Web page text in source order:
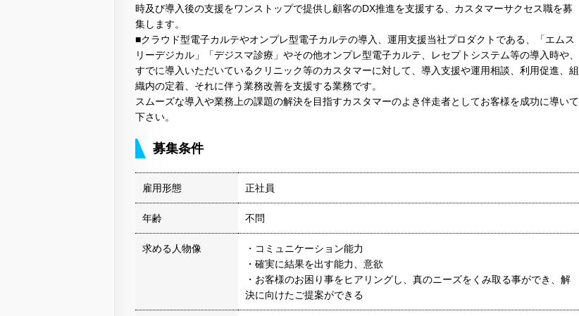
時及び導入後の支援をワンストップで提供し顧客のDX推進を支援する、カスタマーサクセス職を募
集します。
■クラウド型電子カルテやオンプレ型電子カルテの導入、運用支援当社プロダクトである、「エムス
リーデジカル」「デジスマ診療」やその他オンプレ型電子カルテ、レセプトシステム等の導入時や、
すでに導入いただいているクリニック等のカスタマーに対して、導入支援や運用相談、利用促進、組
織内の定着、それに伴う業務改善を支援する業務です。
スムーズな導入や業務上の課題の解決を目指すカスタマーのよき伴走者としてお客様を成功に導いて
下さい。
募集条件
雇用形態 正社員
年齢 不問
求める人物像
・コミュニケーション能力
・確実に結果を出す能力、意欲
・お客様のお困り事をヒアリングし、真のニーズをくみ取る事ができ、解
決に向けたご提案ができる